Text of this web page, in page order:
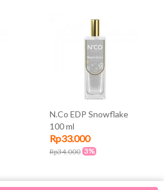
N.Co EDP Snowflake
100 ml
Rp33.000
Rp34.000 3%